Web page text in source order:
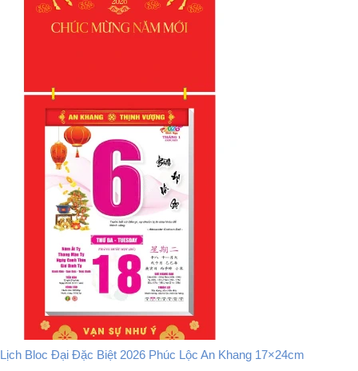
Lịch Bloc Đại Đặc Biệt 2026 Phúc Lộc An Khang 17×24cm